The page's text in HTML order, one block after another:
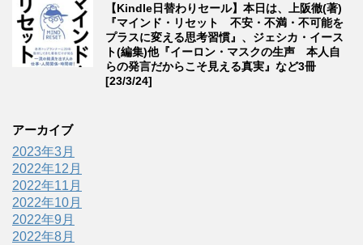
【Kindle日替わりセール】本日は、上阪徹(著)
『マインド・リセット 不安・不満・不可能を
プラスに変える思考習慣』、ジェシカ・イース
ト(編集)他『イーロン・マスクの生声 本人自
らの発言だからこそ見える真実』など3冊
[23/3/24]
アーカイブ
2023年3月
2022年12月
2022年11月
2022年10月
2022年9月
2022年8月